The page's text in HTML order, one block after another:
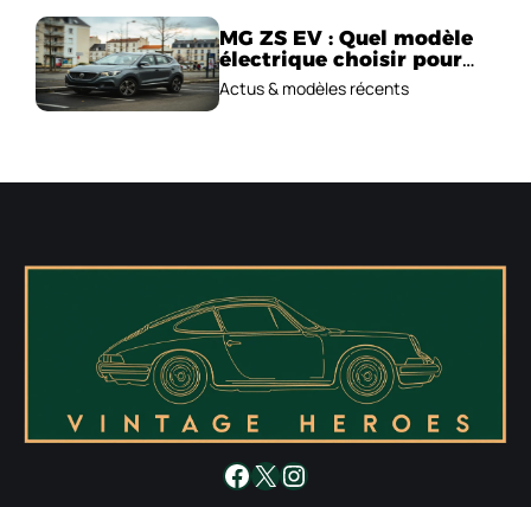
MG ZS EV : Quel modèle
électrique choisir pour
2026 ?
Actus & modèles récents
Facebook
X Instagram